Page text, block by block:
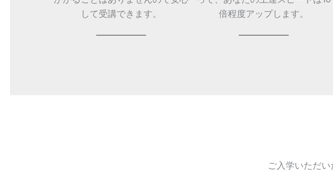
して受講できます。
倍程度アップします。
ご入学いただ